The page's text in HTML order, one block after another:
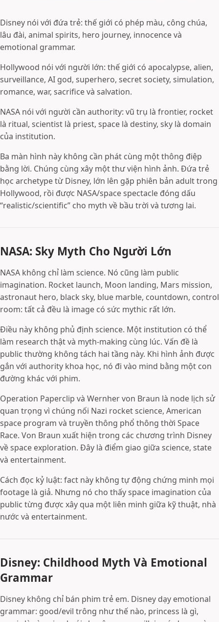
Disney nói với đứa trẻ: thế giới có phép màu, công chúa,
lâu đài, animal spirits, hero journey, innocence và
emotional grammar.
Hollywood nói với người lớn: thế giới có apocalypse, alien,
surveillance, AI god, superhero, secret society, simulation,
romance, war, sacrifice và salvation.
NASA nói với người cần authority: vũ trụ là frontier, rocket
là ritual, scientist là priest, space là destiny, sky là domain
của institution.
Ba màn hình này không cần phát cùng một thông điệp
bằng lời. Chúng cùng xây một thư viện hình ảnh. Đứa trẻ
học archetype từ Disney, lớn lên gặp phiên bản adult trong
Hollywood, rồi được NASA/space spectacle đóng dấu
“realistic/scientific” cho myth về bầu trời và tương lai.
NASA: Sky Myth Cho Người Lớn
NASA không chỉ làm science. Nó cũng làm public
imagination. Rocket launch, Moon landing, Mars mission,
astronaut hero, black sky, blue marble, countdown, control
room: tất cả đều là image có sức mythic rất lớn.
Điều này không phủ định science. Một institution có thể
làm research thật và myth-making cùng lúc. Vấn đề là
public thường không tách hai tầng này. Khi hình ảnh được
gắn với authority khoa học, nó đi vào mind bằng một con
đường khác với phim.
Operation Paperclip và Wernher von Braun là node lịch sử
quan trọng vì chúng nối Nazi rocket science, American
space program và truyền thông phổ thông thời Space
Race. Von Braun xuất hiện trong các chương trình Disney
về space exploration. Đây là điểm giao giữa science, state
và entertainment.
Cách đọc kỷ luật: fact này không tự động chứng minh mọi
footage là giả. Nhưng nó cho thấy space imagination của
public từng được xây qua một liên minh giữa kỹ thuật, nhà
nước và entertainment.
Disney: Childhood Myth Và Emotional
Grammar
Disney không chỉ bán phim trẻ em. Disney dạy emotional
grammar: good/evil trông như thế nào, princess là gì,